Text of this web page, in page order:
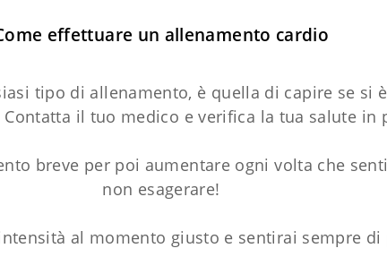
effettuare un allenamento cardio
tipo di allenamento, è quella di capire se si
il tuo medico e verifica la tua salute in
breve per poi aumentare ogni volta che
non esagerare!
al momento giusto e sentirai sempre